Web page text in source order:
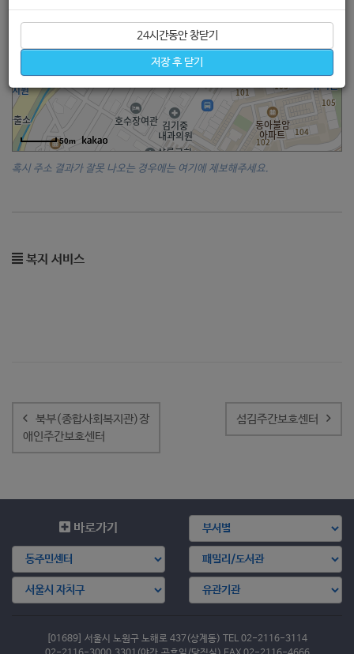
24시간동안 창닫기
저장 후 닫기
50m
혹시 주소 결과가 잘못 나오는 경우에는 여기에 제보해주세요.
복지 서비스
내
비
게
북부(종합사회복지관)장
애인주간보호센터
섬김주간보호센터
바로가기
[01689] 서울시 노원구 노해로 437(상계동) TEL 02-2116-3114